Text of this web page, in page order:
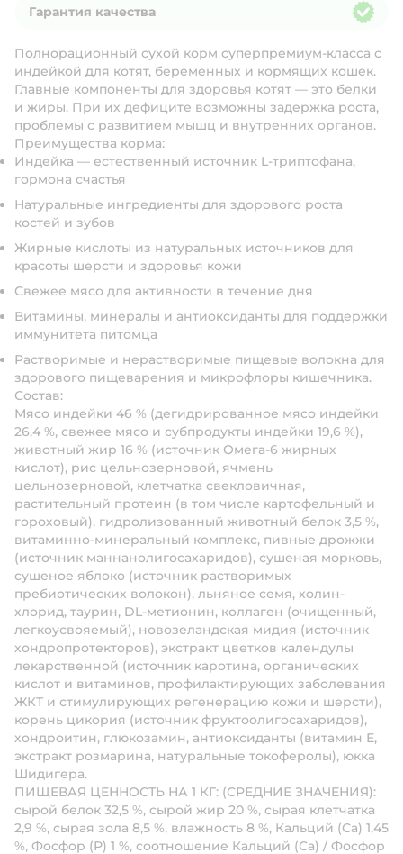
Гарантия качества
Полнорационный сухой корм суперпремиум-класса с
индейкой для котят, беременных и кормящих кошек.
Главные компоненты для здоровья котят — это белки
и жиры. При их дефиците возможны задержка роста,
проблемы с развитием мышц и внутренних органов.
Преимущества корма:
Индейка — естественный источник L-триптофана,
гормона счастья
Натуральные ингредиенты для здорового роста
костей и зубов
Жирные кислоты из натуральных источников для
красоты шерсти и здоровья кожи
Свежее мясо для активности в течение дня
Витамины, минералы и антиоксиданты для поддержки
иммунитета питомца
Растворимые и нерастворимые пищевые волокна для
здорового пищеварения и микрофлоры кишечника.
Состав:
Мясо индейки 46 % (дегидрированное мясо индейки
26,4 %, свежее мясо и субпродукты индейки 19,6 %),
животный жир 16 % (источник Омега-6 жирных
кислот), рис цельнозерновой, ячмень
цельнозерновой, клетчатка свекловичная,
растительный протеин (в том числе картофельный и
гороховый), гидролизованный животный белок 3,5 %,
витаминно-минеральный комплекс, пивные дрожжи
(источник маннанолигосахаридов), сушеная морковь,
сушеное яблоко (источник растворимых
пребиотических волокон), льняное семя, холин-
хлорид, таурин, DL-метионин, коллаген (очищенный,
легкоусвояемый), новозеландская мидия (источник
хондропротекторов), экстракт цветков календулы
лекарственной (источник каротина, органических
кислот и витаминов, профилактирующих заболевания
ЖКТ и стимулирующих регенерацию кожи и шерсти),
корень цикория (источник фруктоолигосахаридов),
хондроитин, глюкозамин, антиоксиданты (витамин Е,
экстракт розмарина, натуральные токоферолы), юкка
Шидигера.
ПИЩЕВАЯ ЦЕННОСТЬ НА 1 КГ: (СРЕДНИЕ ЗНАЧЕНИЯ):
сырой белок 32,5 %, сырой жир 20 %, сырая клетчатка
2,9 %, сырая зола 8,5 %, влажность 8 %, Кальций (Са) 1,45
%, Фосфор (Р) 1 %, соотношение Кальций (Са) / Фосфор